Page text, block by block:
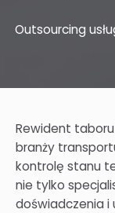
Outsourcing
Rewident
branży
kontrolę stanu
nie tylko
doświadczenia